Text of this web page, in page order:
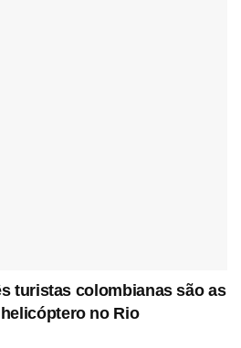
turistas colombianas são as
no Rio